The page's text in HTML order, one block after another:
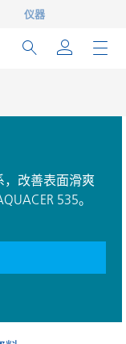
仪器
，改善表面滑爽
535。